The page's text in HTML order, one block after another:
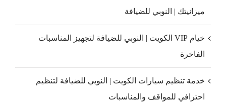
ميزانيتك | النوبي للضيافة
خيام VIP الكويت | النوبي للضيافة لتجهيز المناسبات
الفاخرة
خدمة تنظيم سيارات الكويت | النوبي للضيافة لتنظيم
احترافي للمواقف والمناسبات